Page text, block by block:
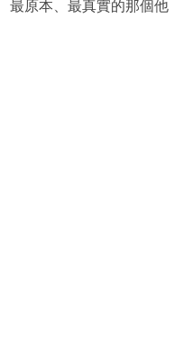
最原本、最真實的那個他